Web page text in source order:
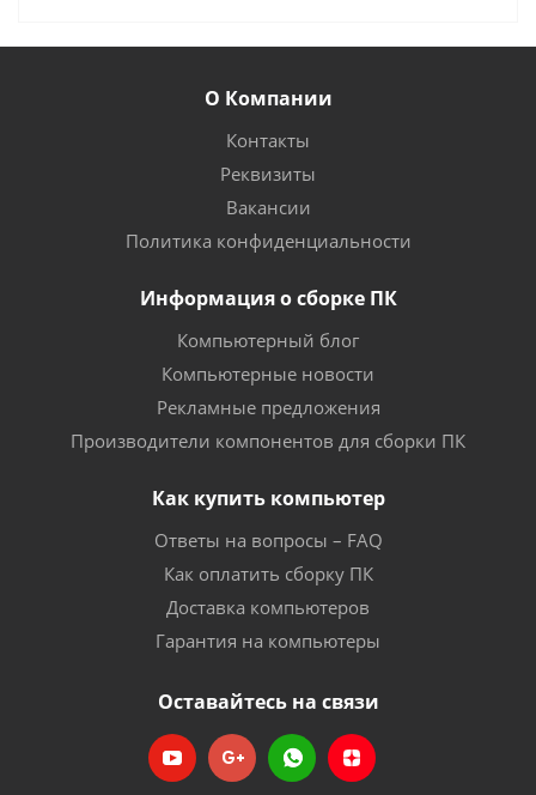
О Компании
Контакты
Реквизиты
Вакансии
Политика конфиденциальности
Информация о сборке ПК
Компьютерный блог
Компьютерные новости
Рекламные предложения
Производители компонентов для сборки ПК
Как купить компьютер
Ответы на вопросы – FAQ
Как оплатить сборку ПК
Доставка компьютеров
Гарантия на компьютеры
Оставайтесь на связи